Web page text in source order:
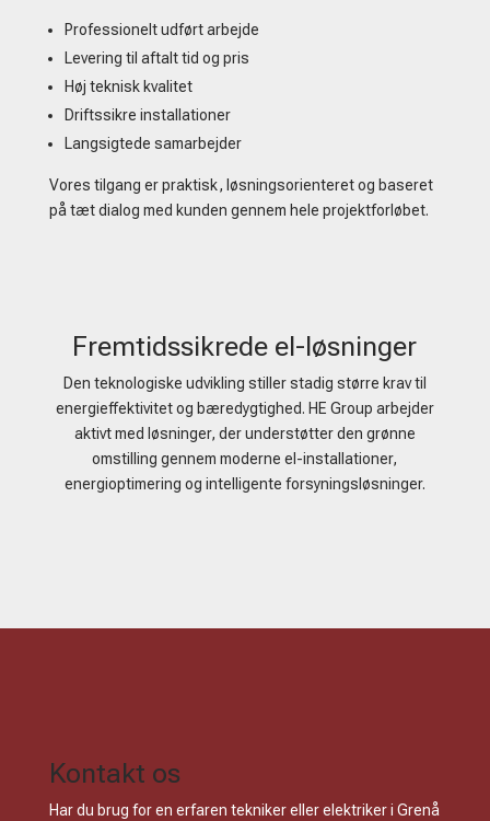
Professionelt udført arbejde
Levering til aftalt tid og pris
Høj teknisk kvalitet
Driftssikre installationer
Langsigtede samarbejder
Vores tilgang er praktisk, løsningsorienteret og baseret
på tæt dialog med kunden gennem hele projektforløbet.
Fremtidssikrede el-løsninger
Den teknologiske udvikling stiller stadig større krav til
energieffektivitet og bæredygtighed. HE Group arbejder
aktivt med løsninger, der understøtter den grønne
omstilling gennem moderne el-installationer,
energioptimering og intelligente forsyningsløsninger.
Kontakt os
Har du brug for en erfaren tekniker eller elektriker i Grenå